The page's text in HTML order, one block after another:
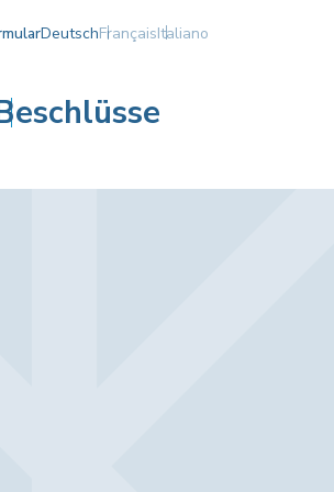
DeutschFrançaisItaliano